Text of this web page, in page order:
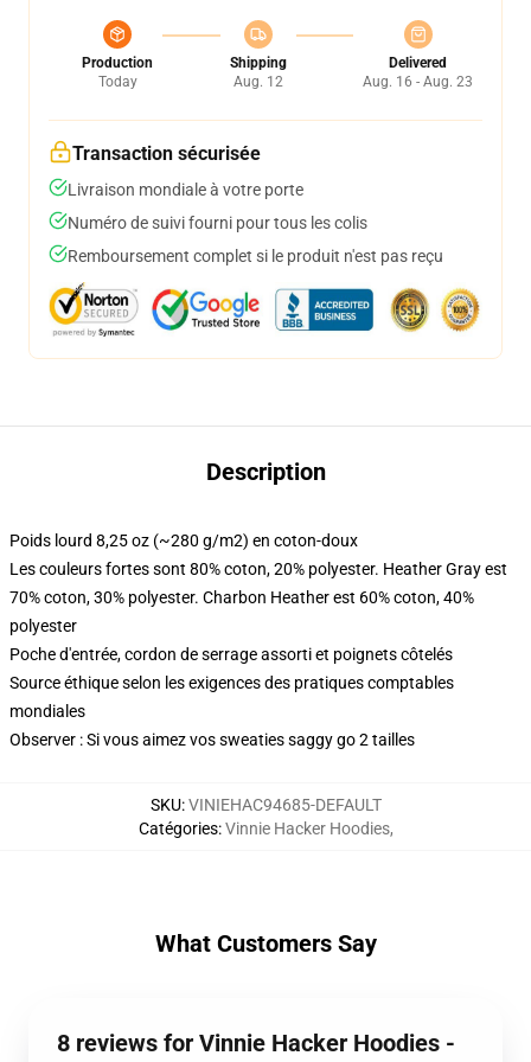
Production
Today
Shipping
Aug. 12
Delivered
Aug. 16 - Aug. 23
Transaction sécurisée
Livraison mondiale à votre porte
Numéro de suivi fourni pour tous les colis
Remboursement complet si le produit n'est pas reçu
Description
Poids lourd 8,25 oz (~280 g/m2) en coton-doux
Les couleurs fortes sont 80% coton, 20% polyester. Heather Gray est
70% coton, 30% polyester. Charbon Heather est 60% coton, 40%
polyester
Poche d'entrée, cordon de serrage assorti et poignets côtelés
Source éthique selon les exigences des pratiques comptables
mondiales
Observer : Si vous aimez vos sweaties saggy go 2 tailles
SKU:VINIEHAC94685-DEFAULT
Catégories:Vinnie Hacker Hoodies,
What Customers Say
8 reviews for Vinnie Hacker Hoodies -